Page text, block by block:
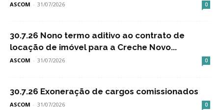
ASCOM - 31/07/2026 0
30.7.26 Nono termo aditivo ao contrato de
locação de imóvel para a Creche Novo...
ASCOM - 31/07/2026 0
30.7.26 Exoneração de cargos comissionados
ASCOM - 31/07/2026 0